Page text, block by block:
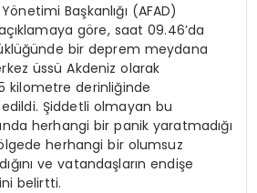
Başkanlığı (AFAD)
göre, saat 09.46’da
bir deprem meydana
üssü Akdeniz olarak
kilometre derinliğinde
Şiddetli olmayan bu
herhangi bir panik yaratmadığı
herhangi bir olumsuz
ve vatandaşların endişe
belirtti.